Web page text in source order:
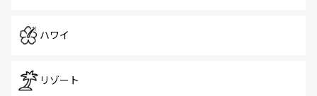
ハワイ
リゾート